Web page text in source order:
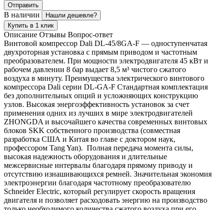
Отправить
В наличии
Нашли дешевле?
Купить в 1 клик
Описание Отзывы Вопрос-ответ
Винтовой компрессор Dali DL-45/8GA-F — одноступенчатая
двухроторная установка с прямым приводом и частотным
преобразователем. При мощности электродвигателя 45 кВт и
рабочем давлении 8 бар выдает 8,5 м³ чистого сжатого
воздуха в минуту. Преимущества электрического винтового
компрессора Dali серии DL-GA-F Стандартная комплектация
без дополнительных опций и усложняющих конструкцию
узлов. Высокая энергоэффективность установок за счет
применения одних из лучших в мире электродвигателей
ZHONGDA и высочайшего качества современных винтовых
блоков SKK собственного производства (совместная
разработка США и Китая во главе с доктором наук,
профессором Tang Yan). Полная передача момента силы,
высокая надежность оборудования и длительные
межсервисные интервалы благодаря прямому приводу и
отсутствию изнашивающихся ремней. Значительная экономия
электроэнергии благодаря частотному преобразователю
Schneider Electric, который регулирует скорость вращения
двигателя и позволяет расходовать энергию на производство